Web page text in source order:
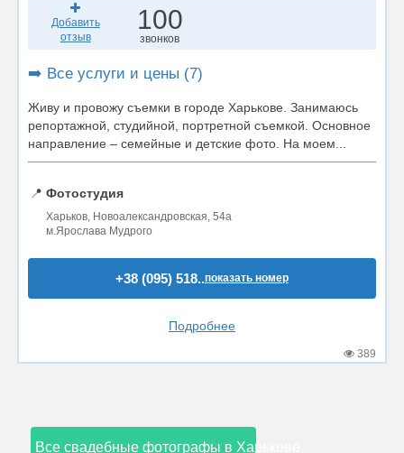
Добавить
отзыв
100
звонков
➡️ Все услуги и цены (7)
Живу и провожу съемки в городе Харькове. Занимаюсь
репортажной, студийной, портретной съемкой. Основное
направление – семейные и детские фото. На моем...
📍 Фотостудия
Харьков, Новоалександровская, 54а
м.Ярослава Мудрого
+38 (095) 518..показать номер
Подробнее
389
Все свадебные фотографы в Харькове